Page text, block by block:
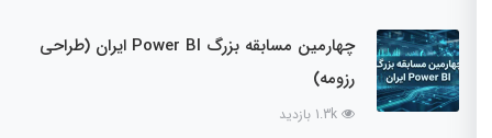
چهارمین مسابقه بزرگ Power BI ایران (طراحی
رزومه)
1.3k بازدید